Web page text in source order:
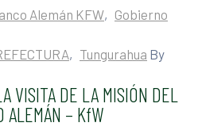
Alemán KFW‚ Gobierno
‚ Tungurahua By
VISITA DE LA MISIÓN DEL
ALEMÁN – KfW